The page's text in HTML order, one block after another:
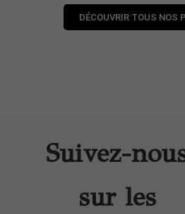
DÉCOUVRIR TOUS NOS
Suivez-
sur les